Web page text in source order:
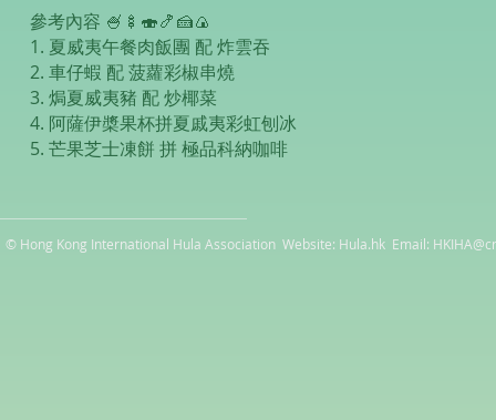
參考內容 🍧🍢🍣🍤🍰🍙
1. 夏威夷午餐肉飯團 配 炸雲吞
2. 車仔蝦 配 菠蘿彩椒串燒
3. 焗夏威夷豬 配 炒椰菜
4. 阿薩伊槳果杯拼夏戚夷彩虹刨冰
5. 芒果芝士凍餅 拼 極品科納咖啡
© Hong Kong International Hula Association Website: Hula.hk Email: